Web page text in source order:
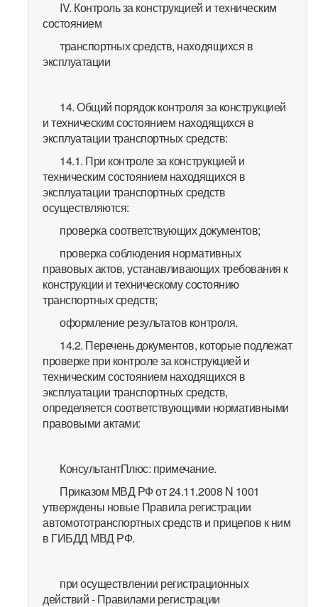
IV. Контроль за конструкцией и техническим
состоянием
транспортных средств, находящихся в
эксплуатации
14. Общий порядок контроля за конструкцией
и техническим состоянием находящихся в
эксплуатации транспортных средств:
14.1. При контроле за конструкцией и
техническим состоянием находящихся в
эксплуатации транспортных средств
осуществляются:
проверка соответствующих документов;
проверка соблюдения нормативных
правовых актов, устанавливающих требования к
конструкции и техническому состоянию
транспортных средств;
оформление результатов контроля.
14.2. Перечень документов, которые подлежат
проверке при контроле за конструкцией и
техническим состоянием находящихся в
эксплуатации транспортных средств,
определяется соответствующими нормативными
правовыми актами:
КонсультантПлюс: примечание.
Приказом МВД РФ от 24.11.2008 N 1001
утверждены новые Правила регистрации
автомототранспортных средств и прицепов к ним
в ГИБДД МВД РФ.
при осуществлении регистрационных
действий - Правилами регистрации